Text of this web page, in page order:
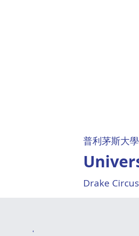
Drake
普利茅斯大學